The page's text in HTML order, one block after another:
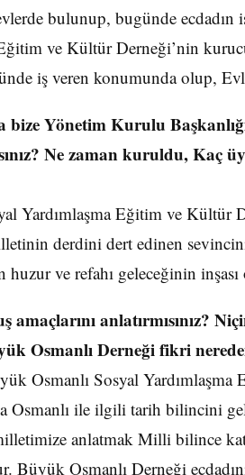
bulunup, bugünde ecdadın
ve Kültür Derneği’nin
iş veren konumunda olup,
bize Yönetim Kurulu
Ne zaman kuruldu, Kaç
Yardımlaşma Eğitim ve Kültür
derdini dert edinen
huzur ve refahı geleceğinin
amaçlarını anlatırmısınız?
Osmanlı Derneği fikri
Osmanlı Sosyal
Osmanlı ile ilgili tarih bilincini
anlatmak Milli bilince
Büyük Osmanlı Derneği